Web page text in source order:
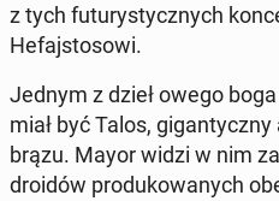
z tych fu­tu­ry­stycz­nych
He­faj­sto­so­wi.
Jednym z dzieł owego
miał być Talos,
brązu. Mayor widzi w nim
dro­idów pro­du­ko­wa­nych